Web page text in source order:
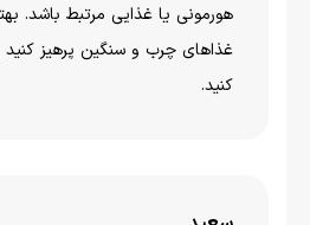
هورمونی یا غذایی مرتبط باشد.
غذاهای چرب و سنگین پرهیز
کنید.